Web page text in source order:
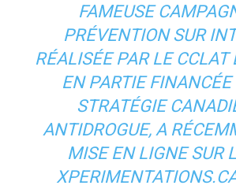
FAMEUSE
PRÉVENTION SUR
RÉALISÉE PAR LE CCLAT
EN PARTIE FINANCÉE
STRATÉGIE
ANTIDROGUE, A
MISE EN LIGNE SUR